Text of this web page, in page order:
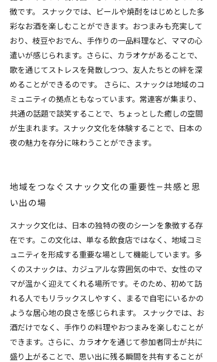
徴です。 スナックでは、ビールや焼酎をはじめとした多
彩なお酒を楽しむことができます。おつまみも充実して
おり、枝豆やおでん、手作りの一品料理など、ママの心
遣いが感じられます。さらに、カラオケがあることで、
歌を通じてストレスを発散しつつ、友人たちとの絆を深
めることができるのです。 さらに、スナックは地域のコ
ミュニティの拠点ともなっています。常連客が集まり、
共通の話題で談笑することで、ちょっとした癒しの空間
が生まれます。スナック文化を体験することで、日本の
夜の魅力を存分に味わうことができます。
地域をつなぐスナック文化の重要性—共感と思
い出の場
スナック文化は、日本の独特の夜のシーンを象徴する存
在です。この文化は、単なる飲食店ではなく、地域コミ
ュニティを形成する重要な場として機能しています。多
くのスナックは、カジュアルな雰囲気の中で、女性のマ
マが温かく迎えてくれる場所です。そのため、初めて訪
れる人でもリラックスしやすく、まるで自宅にいるかの
ような居心地の良さを感じられます。 スナックでは、お
酒だけでなく、手作りの料理やおつまみを楽しむことが
できます。さらに、カラオケを通じて参加者同士が共に
盛り上がることで、思い出に残る瞬間を共有することが